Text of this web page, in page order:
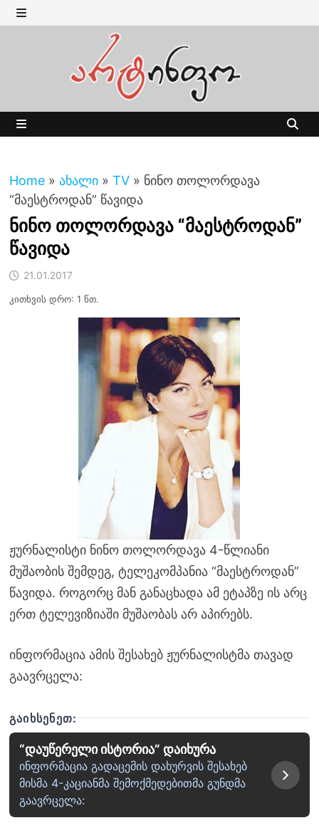
Skip
to MENU
Home » ახალი » TV » ნინო თოლორდავა
“მაესტროდან” წავიდა
ნინო თოლორდავა “მაესტროდან”
წავიდა
21.01.2017
კითხვის დრო: 1 წთ.
ჟურნალისტი ნინო თოლორდავა 4-წლიანი
მუშაობის შემდეგ, ტელეკომპანია “მაესტროდან”
წავიდა. როგორც მან განაცხადა ამ ეტაპზე ის არც
ერთ ტელევიზიაში მუშაობას არ აპირებს.
ინფორმაცია ამის შესახებ ჟურნალისტმა თავად
გაავრცელა:
ᲒᲐᲘᲮᲡᲔᲜᲔᲗ:
“დაუწერელი ისტორია” დაიხურა
ინფორმაცია გადაცემის დახურვის შესახებ
მისმა 4-კაციანმა შემოქმედებითმა გუნდმა
გაავრცელა: